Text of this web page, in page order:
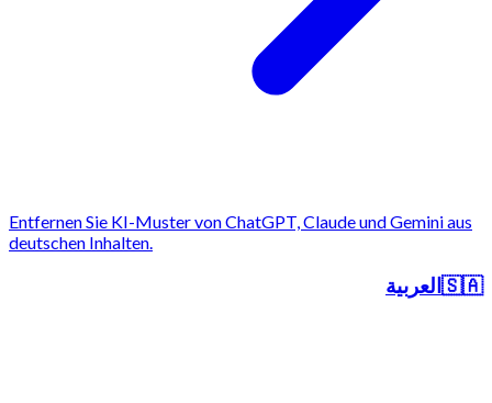
Entfernen Sie KI-Muster von ChatGPT, Claude und Gemini aus
deutschen Inhalten.
🇸🇦 العربية